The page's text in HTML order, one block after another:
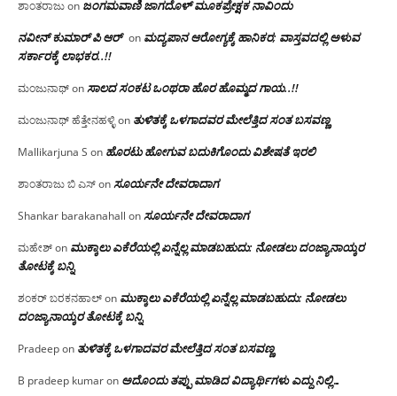
ಶಾಂತರಾಜುon ಜಂಗಮವಾಣಿ ಜಾಗದೊಳ್ ಮೂಕಪ್ರೇಕ್ಷಕ ನಾವಿಂದು
ನವೀನ್ ಕುಮಾರ್ ಪಿ ಆರ್ on ಮದ್ಯಪಾನ ಆರೋಗ್ಯಕ್ಕೆ ಹಾನಿಕರ; ವಾಸ್ತವದಲ್ಲಿ ಅಳುವ
ಸರ್ಕಾರಕ್ಕೆ ಲಾಭಕರ..!!
ಮಂಜುನಾಥ್onಸಾಲದ ಸಂಕಟ ಒಂಥರಾ ಹೊರ ಹೊಮ್ಮದ ಗಾಯ..!!
ಮಂಜುನಾಥ್ ಹೆತ್ತೇನಹಳ್ಳಿon ತುಳಿತಕ್ಕೆ ಒಳಗಾದವರ ಮೇಲೆತ್ತಿದ ಸಂತ ಬಸವಣ್ಣ
Mallikarjuna S on ಹೊರಟು ಹೋಗುವ ಬದುಕಿಗೊಂದು ವಿಶೇಷತೆ ಇರಲಿ
ಶಾಂತರಾಜು ಬಿ ಎಸ್onಸೂರ್ಯನೇ ದೇವರಾದಾಗ
Shankar barakanahall onಸೂರ್ಯನೇ ದೇವರಾದಾಗ
ಮಹೇಶ್on ಮುಕ್ಕಾಲು ಎಕೆರೆಯಲ್ಲಿ ಏನ್ನೆಲ್ಲ‌ ಮಾಡಬಹುದು: ನೋಡಲು ದಂಜ್ಯಾನಾಯ್ಕರ
ತೋಟಕ್ಕೆ ಬನ್ನಿ
ಶಂಕರ್ ಬರಕನಹಾಲ್on ಮುಕ್ಕಾಲು ಎಕೆರೆಯಲ್ಲಿ ಏನ್ನೆಲ್ಲ‌ ಮಾಡಬಹುದು: ನೋಡಲು
ದಂಜ್ಯಾನಾಯ್ಕರ ತೋಟಕ್ಕೆ ಬನ್ನಿ
Pradeepon ತುಳಿತಕ್ಕೆ ಒಳಗಾದವರ ಮೇಲೆತ್ತಿದ ಸಂತ ಬಸವಣ್ಣ
B pradeep kumaron ಅದೊಂದು ತಪ್ಪು ಮಾಡಿದ ವಿದ್ಯಾರ್ಥಿಗಳು ಎದ್ದು ನಿಲ್ಲಿ…